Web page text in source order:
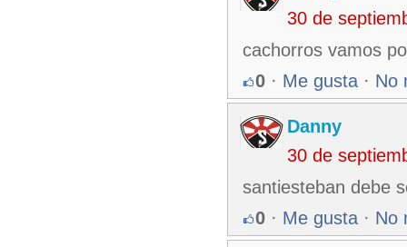
30 de
cachorros vamos
0 · Me gusta · No
Danny
30 de
santiesteban debe
0 · Me gusta · No